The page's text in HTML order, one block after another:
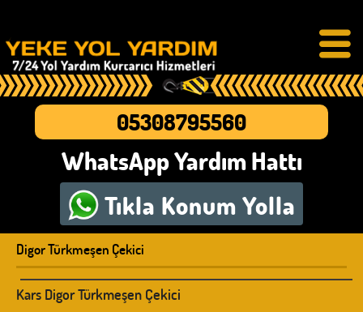
05308795560
WhatsApp Yardım Hattı
Tıkla Konum Yolla
Digor Türkmeşen Çekici
Kars Digor Türkmeşen Çekici